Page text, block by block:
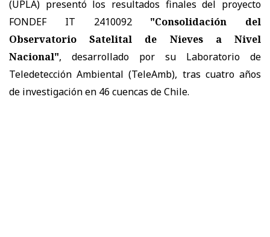
(UPLA) presentó los resultados finales del proyecto
FONDEF IT 2410092
"Consolidación del
Observatorio Satelital de Nieves a Nivel
Nacional", desarrollado por su Laboratorio de
Teledetección Ambiental (TeleAmb), tras cuatro años
de investigación en 46 cuencas de Chile.